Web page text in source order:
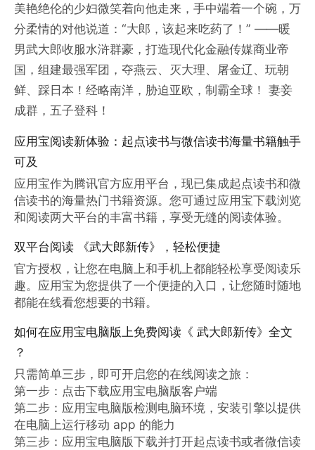
美艳绝伦的少妇微笑着向他走来，手中端着一个碗，万
分柔情的对他说道：“大郎，该起来吃药了！” ——暖
男武大郎收服水浒群豪，打造现代化金融传媒商业帝
国，组建最强军团，夺燕云、灭大理、屠金辽、玩朝
鲜、踩日本！经略南洋，胁迫亚欧，制霸全球！ 妻妾
成群，五子登科！
应用宝阅读新体验：起点读书与微信读书海量书籍触手
可及
应用宝作为腾讯官方应用平台，现已集成起点读书和微
信读书的海量热门书籍资源。您可通过应用宝下载浏览
和阅读两大平台的丰富书籍，享受无缝的阅读体验。
双平台阅读 《武大郎新传》，轻松便捷
官方授权，让您在电脑上和手机上都能轻松享受阅读乐
趣。应用宝为您提供了一个便捷的入口，让您随时随地
都能在线看您想要的书籍。
如何在应用宝电脑版上免费阅读《 武大郎新传》全文
？
只需简单三步，即可开启您的在线阅读之旅：
第一步：点击下载应用宝电脑版客户端
第二步：应用宝电脑版检测电脑环境，安装引擎以提供
在电脑上运行移动 app 的能力
第三步：应用宝电脑版下载并打开起点读书或者微信读